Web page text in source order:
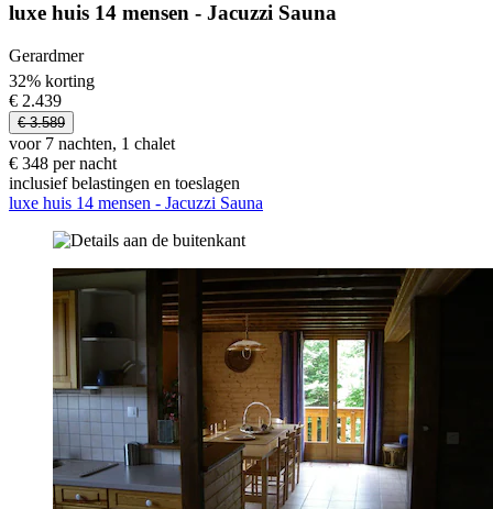
luxe huis 14 mensen - Jacuzzi Sauna
Gerardmer
32% korting
€ 2.439
€ 3.589
voor 7 nachten, 1 chalet
€ 348 per nacht
inclusief belastingen en toeslagen
luxe huis 14 mensen - Jacuzzi Sauna